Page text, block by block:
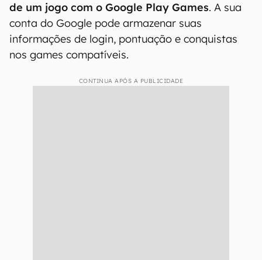
de um jogo com o Google Play Games. A sua
conta do Google pode armazenar suas
informações de login, pontuação e conquistas
nos games compatíveis.
CONTINUA APÓS A PUBLICIDADE